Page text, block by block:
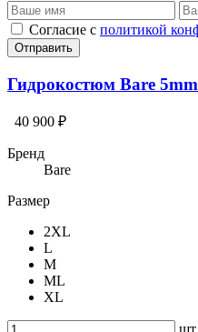
Cогласие с политикой
Отправить
Гидрокостюм Bare
40 900 ₽
Бренд
Bare
Размер
2XL
L
M
ML
XL